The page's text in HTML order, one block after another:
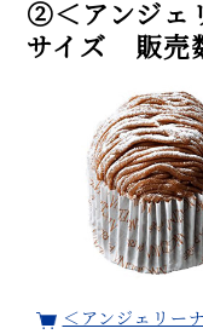
②＜アンジェ
サイズ 販売
＜アンジェリー